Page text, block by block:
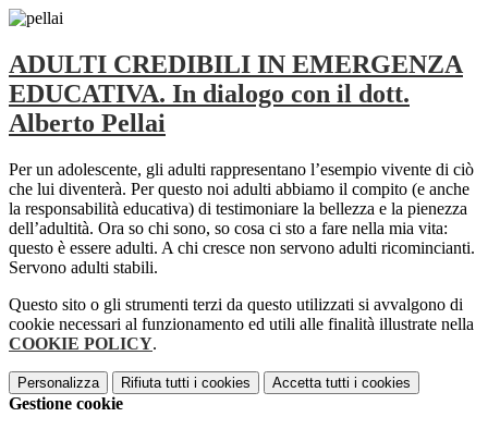
ADULTI CREDIBILI IN EMERGENZA
EDUCATIVA. In dialogo con il dott.
Alberto Pellai
Per un adolescente, gli adulti rappresentano l’esempio vivente di ciò
che lui diventerà. Per questo noi adulti abbiamo il compito (e anche
la responsabilità educativa) di testimoniare la bellezza e la pienezza
dell’adultità. Ora so chi sono, so cosa ci sto a fare nella mia vita:
questo è essere adulti. A chi cresce non servono adulti ricomincianti.
Servono adulti stabili.
Questo sito o gli strumenti terzi da questo utilizzati si avvalgono di
cookie necessari al funzionamento ed utili alle finalità illustrate nella
COOKIE POLICY.
Personalizza Rifiuta tutti i cookies Accetta tutti i cookies
Gestione cookie